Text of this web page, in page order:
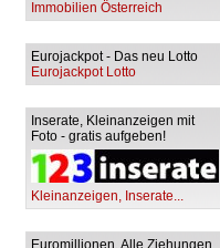
Immobilien Österreich
Eurojackpot - Das neu Lotto
Eurojackpot Lotto
Inserate, Kleinanzeigen mit
Foto - gratis aufgeben!
Kleinanzeigen, Inserate...
Euromillionen, Alle Ziehungen